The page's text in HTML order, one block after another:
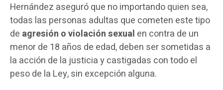
Hernández aseguró que no importando quien sea,
todas las personas adultas que cometen este tipo
de agresión o violación sexual en contra de un
menor de 18 años de edad, deben ser sometidas a
la acción de la justicia y castigadas con todo el
peso de la Ley, sin excepción alguna.